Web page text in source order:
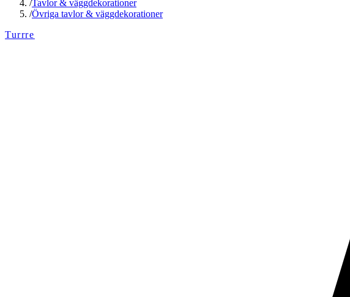
/Tavlor & väggdekorationer
/Övriga tavlor & väggdekorationer
Turrre